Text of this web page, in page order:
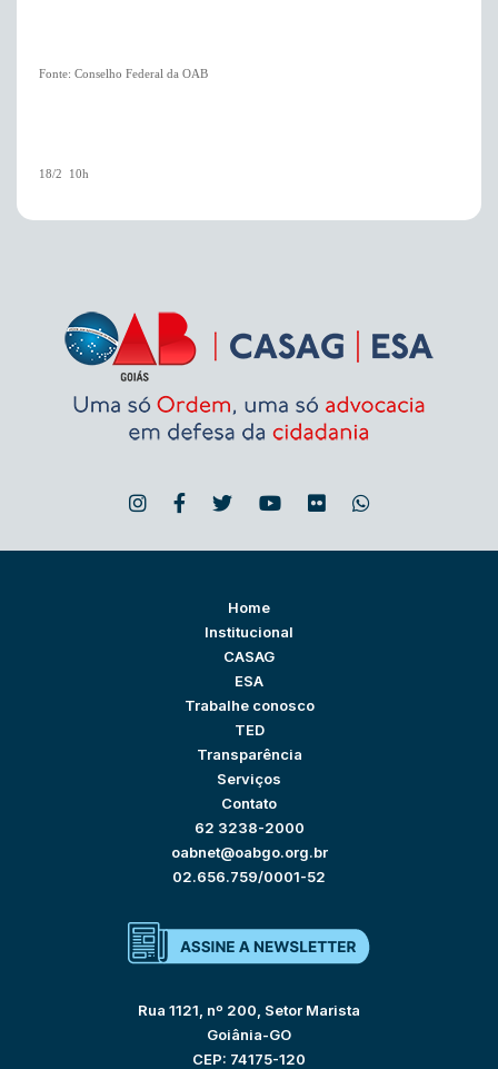
Fonte: Conselho Federal da OAB
18/2  10h
Home
Institucional
CASAG
ESA
Trabalhe conosco
TED
Transparência
Serviços
Contato
62 3238-2000
oabnet@oabgo.org.br
02.656.759/0001-52
Rua 1121, nº 200, Setor Marista
Goiânia-GO
CEP: 74175-120